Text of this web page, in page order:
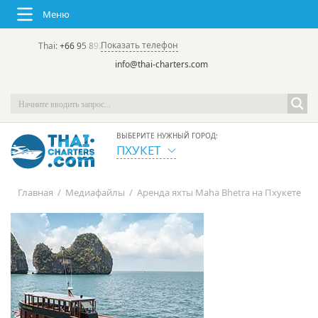
Меню
Thai:+66 95 892 7646(rus/eng) | в России:
Показать телефон
info@thai-charters.com
ВЫБЕРИТЕ НУЖНЫЙ ГОРОД:
ПХУКЕТ
Главная / Медиафайлы / Аренда яхты Maha Bhetra на Пхукете